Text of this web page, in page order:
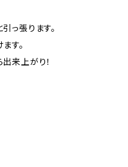
っ張ります。
す。
来上がり！